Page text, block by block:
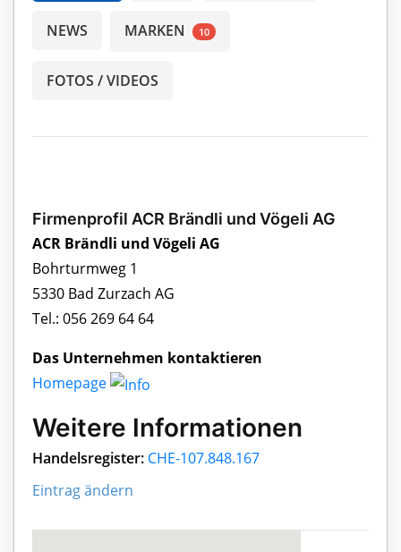
NEWS MARKEN 10
FOTOS / VIDEOS
Firmenprofil ACR Brändli und Vögeli AG
ACR Brändli und Vögeli AG
Bohrturmweg 1
5330 Bad Zurzach AG
Tel.: 056 269 64 64
Das Unternehmen kontaktieren
Homepage
Weitere Informationen
Handelsregister: CHE-107.848.167
Eintrag ändern